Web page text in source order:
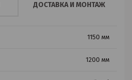
ДОСТАВКА И МОНТАЖ
1150 мм
1200 мм